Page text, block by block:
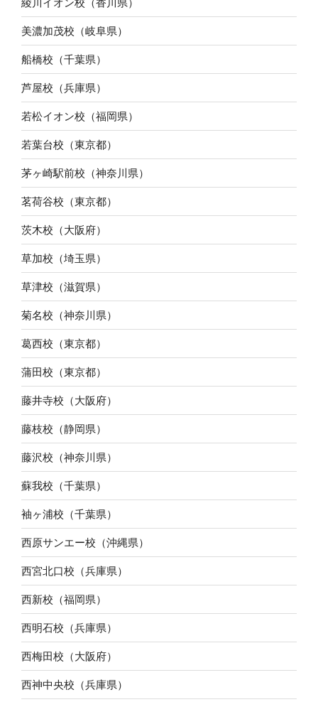
美濃加茂校（岐阜県）
船橋校（千葉県）
芦屋校（兵庫県）
若松イオン校（福岡県）
若葉台校（東京都）
茅ヶ崎駅前校（神奈川県）
茗荷谷校（東京都）
茨木校（大阪府）
草加校（埼玉県）
草津校（滋賀県）
菊名校（神奈川県）
葛西校（東京都）
蒲田校（東京都）
藤井寺校（大阪府）
藤枝校（静岡県）
藤沢校（神奈川県）
蘇我校（千葉県）
袖ヶ浦校（千葉県）
西原サンエー校（沖縄県）
西宮北口校（兵庫県）
西新校（福岡県）
西明石校（兵庫県）
西梅田校（大阪府）
西神中央校（兵庫県）